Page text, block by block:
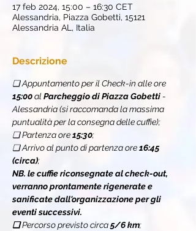
17 feb 2024, 15:00 – 16:30 CET
Alessandria, Piazza Gobetti, 15121
Alessandria AL, Italia
Descrizione
❏ Appuntamento per il Check-in alle ore
15:00 al Parcheggio di Piazza Gobetti -
Alessandria (si raccomanda la massima
puntualità per la consegna delle cuffie);
❏ Partenza ore 15:30;
❏ Arrivo al punto di partenza ore 16:45
(circa);
NB. le cuffie riconsegnate al check-out,
verranno prontamente rigenerate e
sanificate dall'organizzazione per gli
eventi successivi.
❏ Percorso previsto circa 5/6 km;